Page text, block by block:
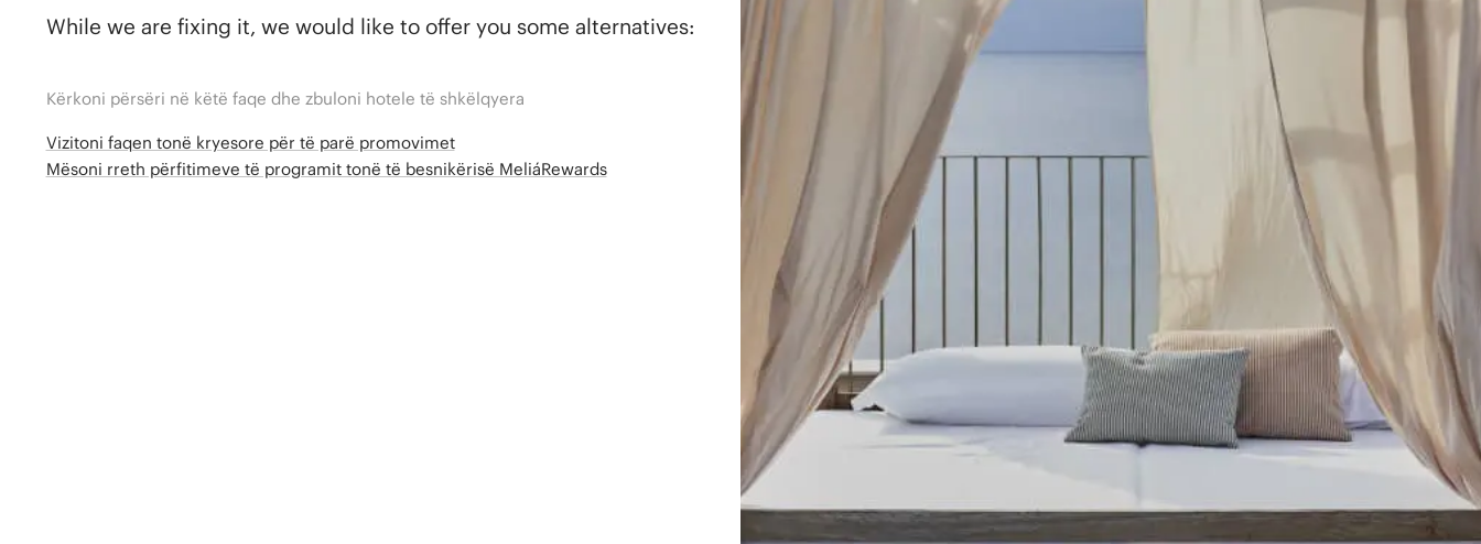
While we are fixing it, we would like to offer you some alternatives:
Kërkoni përsëri në këtë faqe dhe zbuloni hotele të shkëlqyera
Vizitoni faqen tonë kryesore për të parë promovimet
Mësoni rreth përfitimeve të programit tonë të besnikërisë MeliáRewards